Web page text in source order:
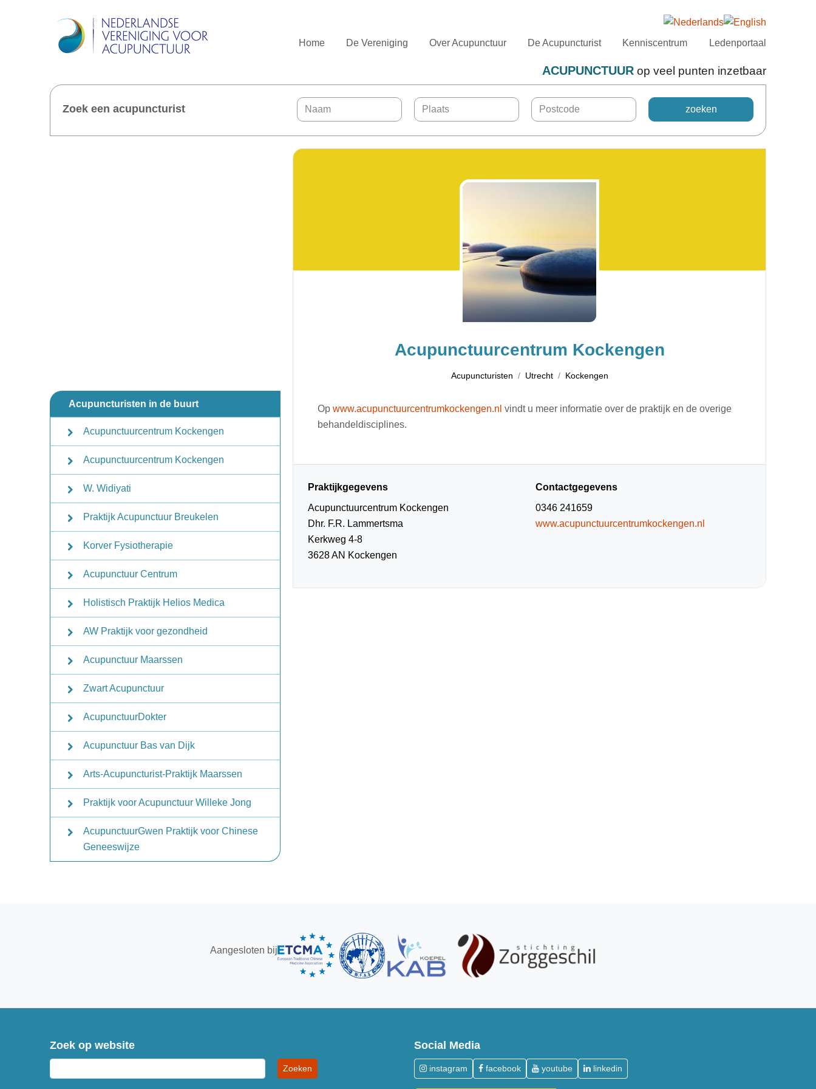
Home De Vereniging Over Acupunctuur De Acupuncturist Kenniscentrum Ledenportaal
ACUPUNCTUURop veel punten inzetbaar
Zoek een acupuncturist
Acupuncturisten in de buurt
Acupunctuurcentrum Kockengen
Acupunctuurcentrum Kockengen
W. Widiyati
Praktijk Acupunctuur Breukelen
Korver Fysiotherapie
Acupunctuur Centrum
Holistisch Praktijk Helios Medica
AW Praktijk voor gezondheid
Acupunctuur Maarssen
Zwart Acupunctuur
AcupunctuurDokter
Acupunctuur Bas van Dijk
Arts-Acupuncturist-Praktijk Maarssen
Praktijk voor Acupunctuur Willeke Jong
AcupunctuurGwen Praktijk voor Chinese
Geneeswijze
Acupunctuurcentrum Kockengen
Acupuncturisten Utrecht Kockengen
Opwww.acupunctuurcentrumkockengen.nl vindt u meer informatie over de praktijk en de overige
behandeldisciplines.
Praktijkgegevens
Acupunctuurcentrum Kockengen
Dhr. F.R. Lammertsma
Kerkweg 4-8
3628 AN Kockengen
Contactgegevens
0346 241659
www.acupunctuurcentrumkockengen.nl
Aangesloten bij
Zoek op website Social Media
instagram facebook youtube linkedin